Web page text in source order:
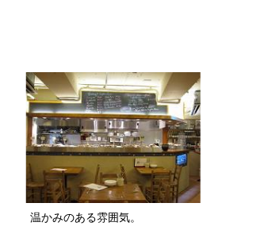
温かみのある雰囲気。